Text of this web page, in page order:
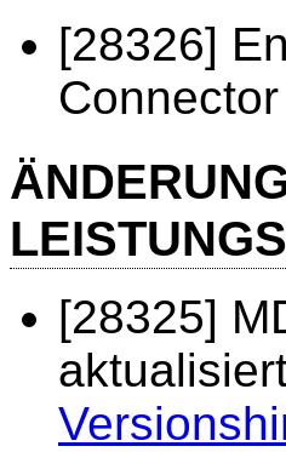
[28326]
[28325]